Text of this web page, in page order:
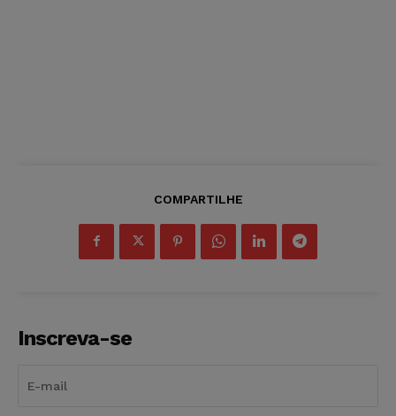
COMPARTILHE
Inscreva-se